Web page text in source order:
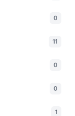
0
11
0
0
1